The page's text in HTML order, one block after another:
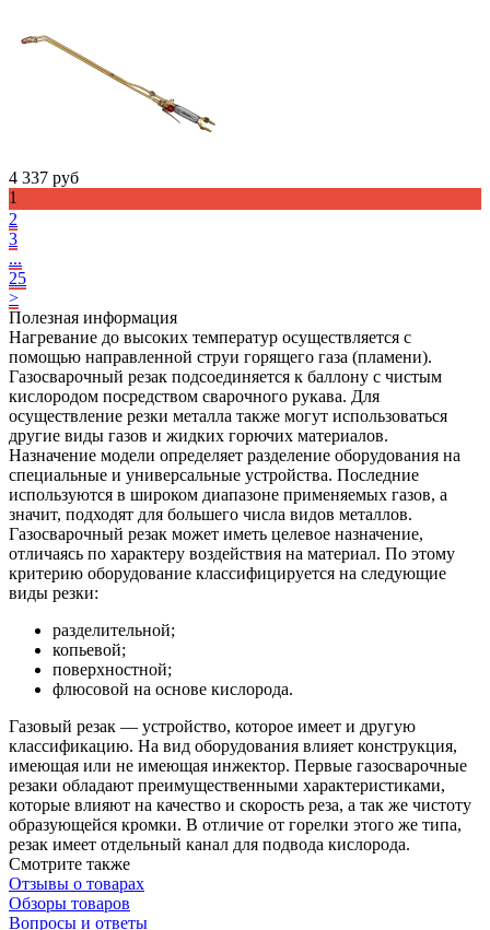
4 337 руб
1
2
3
...
25
>
Полезная информация
Нагревание до высоких температур осуществляется с
помощью направленной струи горящего газа (пламени).
Газосварочный резак подсоединяется к баллону с чистым
кислородом посредством сварочного рукава. Для
осуществление резки металла также могут использоваться
другие виды газов и жидких горючих материалов.
Назначение модели определяет разделение оборудования на
специальные и универсальные устройства. Последние
используются в широком диапазоне применяемых газов, а
значит, подходят для большего числа видов металлов.
Газосварочный резак может иметь целевое назначение,
отличаясь по характеру воздействия на материал. По этому
критерию оборудование классифицируется на следующие
виды резки:
разделительной;
копьевой;
поверхностной;
флюсовой на основе кислорода.
Газовый резак — устройство, которое имеет и другую
классификацию. На вид оборудования влияет конструкция,
имеющая или не имеющая инжектор. Первые газосварочные
резаки обладают преимущественными характеристиками,
которые влияют на качество и скорость реза, а так же чистоту
образующейся кромки. В отличие от горелки этого же типа,
резак имеет отдельный канал для подвода кислорода.
Смотрите также
Отзывы о товарах
Обзоры товаров
Вопросы и ответы